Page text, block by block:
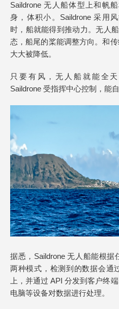
Saildrone 无人船体型上和帆
身，体积小。Saildrone 采用
时，船就能得到推动力。无人
态，船尾的桨能调整方向。和
大大被降低。
只要有风，无人船就能全
Saildrone 受指挥中心控制，能
据悉，Saildrone 无人船能根据
两种模式，检测到的数据会通
上，并通过 API 分发到客户终
电脑等设备对数据进行处理。